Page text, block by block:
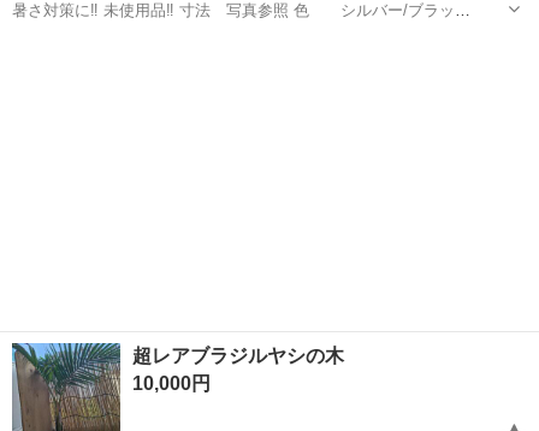
暑さ対策に‼️ 未使用品‼️ 寸法 写真参照 色 シルバー/ブラッ
超レアブラジルヤシの木
10,000円